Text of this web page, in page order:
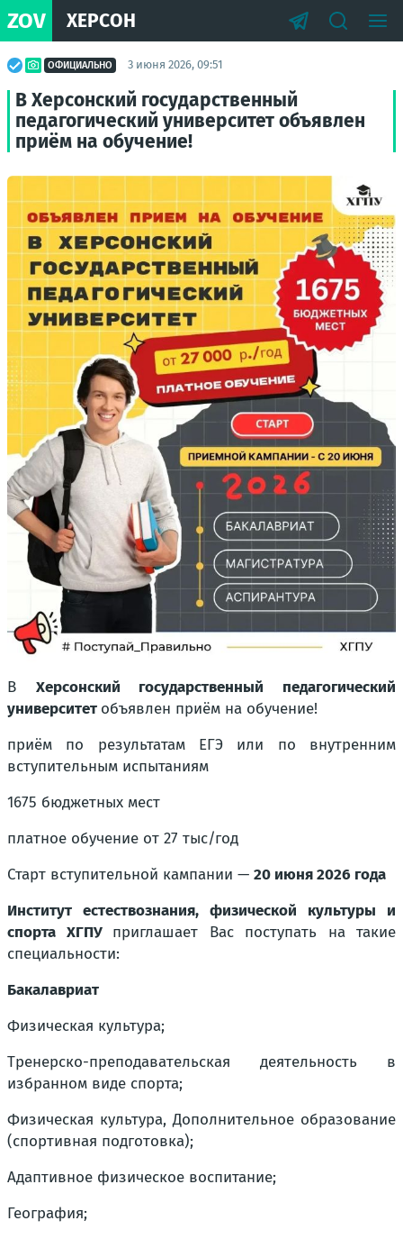
ZOV ХЕРСОН
ОФИЦИАЛЬНО 3 июня 2026, 09:51
В Херсонский государственный
педагогический университет объявлен
приём на обучение!
В Херсонский государственный педагогический
университет объявлен приём на обучение!
приём по результатам ЕГЭ или по внутренним
вступительным испытаниям
1675 бюджетных мест
платное обучение от 27 тыс/год
Старт вступительной кампании — 20 июня 2026 года
Институт естествознания, физической культуры и
спорта ХГПУ приглашает Вас поступать на такие
специальности:
Бакалавриат
Физическая культура;
Тренерско-преподавательская деятельность в
избранном виде спорта;
Физическая культура, Дополнительное образование
(спортивная подготовка);
Адаптивное физическое воспитание;
География;